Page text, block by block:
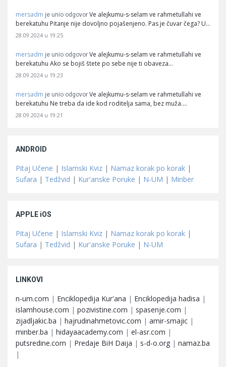
mersadm je unio odgovor Ve alejkumu-s-selam ve rahmetullahi ve
berekatuhu Pitanje nije dovoljno pojašenjeno. Pas je čuvar čega? U…
28.09.2024 u 19:25
mersadm je unio odgovor Ve alejkumu-s-selam ve rahmetullahi ve
berekatuhu Ako se bojiš štete po sebe nije ti obaveza…
28.09.2024 u 19:23
mersadm je unio odgovor Ve alejkumu-s-selam ve rahmetullahi ve
berekatuhu Ne treba da ide kod roditelja sama, bez muža.…
28.09.2024 u 19:21
ANDROID
Pitaj Učene | Islamski Kviz | Namaz korak po korak |
Sufara | Tedžvid | Kur'anske Poruke | N-UM | Minber
APPLE iOS
Pitaj Učene | Islamski Kviz | Namaz korak po korak |
Sufara | Tedžvid | Kur'anske Poruke | N-UM
LINKOVI
n-um.com | Enciklopedija Kur'ana | Enciklopedija hadisa |
islamhouse.com | pozivistine.com | spasenje.com |
zijadljakic.ba | hajrudinahmetovic.com | amir-smajic |
minber.ba | hidayaacademy.com | el-asr.com |
putsredine.com | Predaje BiH Daija | s-d-o.org | namaz.ba
|